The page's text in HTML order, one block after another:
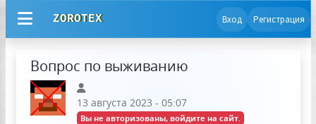
ZOROTEX Вход Регистрация
Вопрос по выживанию
13 августа 2023 - 05:07
Вы не авторизованы, войдите на сайт.